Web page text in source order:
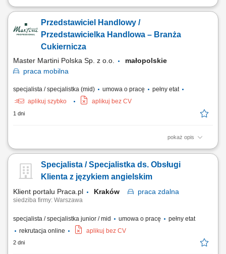
Poszukujemy Konsultantów ds. Żywienia w kilku lokalizacjach w Polsce.
powierzonym terenie. Pozyskiwanie nowych klientów oraz rozwijanie
współpracy z obecnymi partnerami. Budowanie długofalowych relacji z
hodowcami i...
Przedstawiciel Handlowy /
Przedstawicielka Handlowa – Branża
Cukiernicza
Master Martini Polska Sp. z o.o.
małopolskie
praca mobilna
specjalista / specjalistka (mid) umowa o pracę
pełny etat
aplikuj szybko
aplikuj bez CV
1 dni
pokaż opis
Opis stanowiska: Budowanie i rozwijanie długoterminowych relacji z
produktowe oraz prezentowanie rozwiązań dopasowanych do potrzeb
klientów. Prowadzenie pokazów i spotkań handlowych w siedzibach
Specjalista / Specjalistka ds. Obsługi
Klienta z językiem angielskim
Klient portalu Praca.pl Kraków praca zdalna
siedziba firmy: Warszawa
specjalista / specjalistka junior / mid umowa o pracę
pełny etat
rekrutacja online
aplikuj bez CV
2 dni